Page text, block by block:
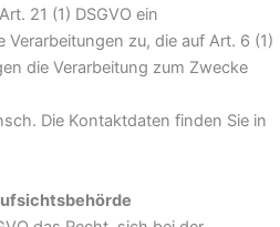
21 (1) DSGVO ein
zu, die auf Art. 6 (1)
die Verarbeitung zum Zwecke
Die Kontaktdaten finden Sie in